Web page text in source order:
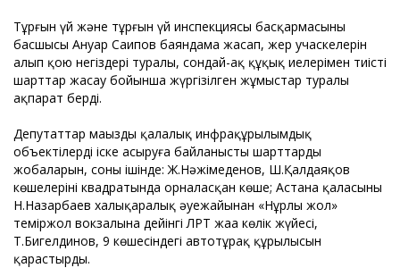
Тұрғын үй және тұрғын үй инспекциясы басқармасының
басшысы Ануар Саипов баяндама жасап, жер учаскелерін
алып қою негіздері туралы, сондай-ақ құқық иелерімен тиісті
шарттар жасау бойынша жүргізілген жұмыстар туралы
ақпарат берді.
Депутаттар маңызды қалалық инфрақұрылымдық
объектілерді іске асыруға байланысты шарттардың
жобаларын, соның ішінде: Ж.Нәжімеденов, Ш.Қалдаяқов
көшелерінің квадратында орналасқан көше; Астана қаласының
Н.Назарбаев халықаралық әуежайынан «Нұрлы жол»
теміржол вокзалына дейінгі ЛРТ жаңа көлік жүйесі,
Т.Бигелдинов, 9 көшесіндегі автотұрақ құрылысын
қарастырды.